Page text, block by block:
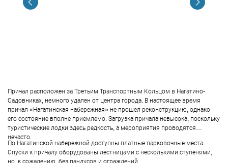
Причал расположен за Третьим Транспортным Кольцом в Нагатино-
Садовниках, немного удален от центра города. В настоящее время
причал «Нагатинская набережная» не прошел реконструкцию, однако
его состояние вполне приемлемо. Загрузка причала невысока, поскольку
туристические лодки здесь редкость, а мероприятия проводятся
нечасто.
По Нагатинской набережной доступны платные парковочные места.
Спуски к причалу оборудованы лестницами с несколькими ступенями,
но, к сожалению, без пандусов и ограждений.